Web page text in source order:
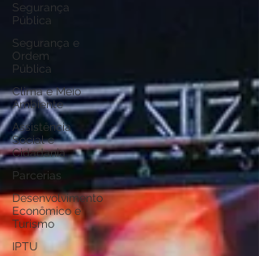
Segurança
Pública
Segurança e
Ordem
Pública
Clima e Meio
Ambiente
Assistência
Social e
Cidadania
Parcerias
Desenvolvimento
Econômico e
Turismo
IPTU